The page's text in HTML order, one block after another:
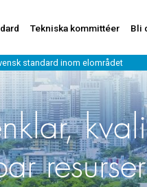
Tekniska kommittéer Bli
resurser